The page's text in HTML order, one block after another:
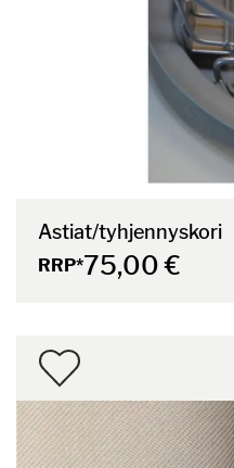
Astiat/tyhjennyskori
RRP*75,00 €